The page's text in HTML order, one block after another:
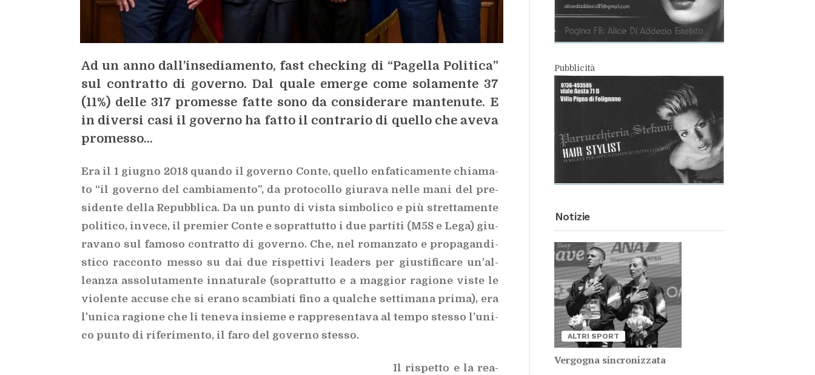
Ad un anno dal­l’in­se­dia­men­to, fast chec­king di “Pa­gel­la Po­li­ti­ca”
sul con­trat­to di go­ver­no. Dal qua­le emer­ge come so­la­men­te 37
(11%) del­le 317 pro­mes­se fat­te sono da con­si­de­ra­re man­te­nu­te. E
in di­ver­si casi il go­ver­no ha fat­to il con­tra­rio di quel­lo che ave­va
pro­mes­so…
Era il 1 giu­gno 2018 quan­do il go­ver­no Con­te, quel­lo en­fa­ti­ca­men­te chia­ma­
to “il go­ver­no del cam­bia­men­to”, da pro­to­col­lo giu­ra­va nel­le mani del pre­
si­den­te del­la Re­pub­bli­ca. Da un pun­to di vi­sta sim­bo­li­co e più stret­ta­men­te
po­li­ti­co, in­ve­ce, il pre­mier Con­te e so­prat­tut­to i due par­ti­ti (M5S e Lega) giu­
ra­va­no sul fa­mo­so con­trat­to di go­ver­no. Che, nel ro­man­za­to e pro­pa­gan­di­
sti­co rac­con­to mes­so su dai due ri­spet­ti­vi lea­ders per giu­sti­fi­ca­re un’al­
lean­za as­so­lu­ta­men­te in­na­tu­ra­le (so­prat­tut­to e a mag­gior ra­gio­ne vi­ste le
vio­len­te ac­cu­se che si era­no scam­bia­ti fino a qual­che set­ti­ma­na pri­ma), era
l’u­ni­ca ra­gio­ne che li te­ne­va in­sie­me e rap­pre­sen­ta­va al tem­po stes­so l’u­ni­
co pun­to di ri­fe­ri­men­to, il faro del go­ver­no stes­so.
Il ri­spet­to e la rea­
Pub­bli­ci­tà
No­ti­zie
AL­TRI SPORT
Ver­go­gna sin­cro­niz­za­ta